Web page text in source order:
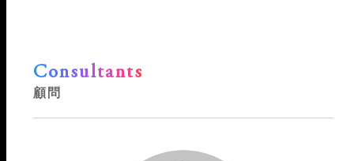
Consultants
顧問